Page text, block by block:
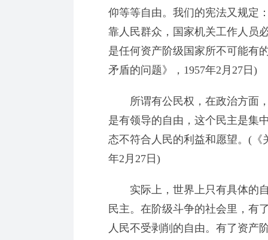
仰等等自由。我们的宪法又规定
靠人民群众，国家机关工作人员
是任何资产阶级国家所不可能有
矛盾的问题》，1957年2月27日)
所谓有公民权，在政治方面，
是有领导的自由，这个民主是集
态不符合人民的利益和愿望。(《
年2月27日)
实际上，世界上只有具体的自
民主。在阶级斗争的社会里，有
人民不受剥削的自由。有了资产